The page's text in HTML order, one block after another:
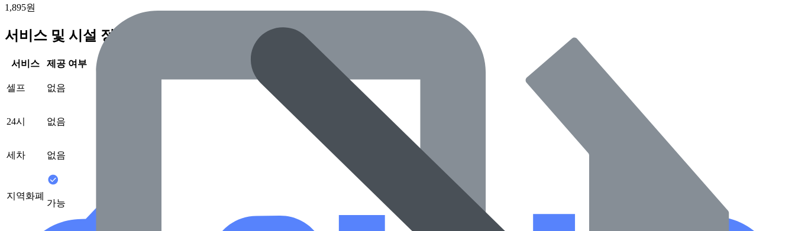
1,895원
서비스 및 시설 정보
서비스 제공 여부
셀프 없음
24시 없음
세차 없음
지역화폐
가능